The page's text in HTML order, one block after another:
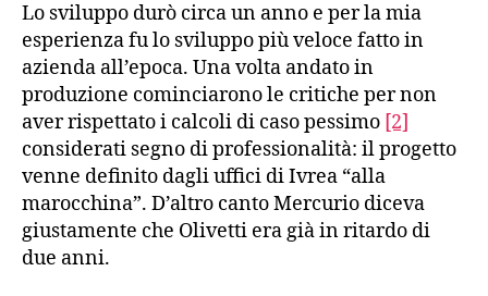
Lo sviluppo durò circa un anno e per la mia
esperienza fu lo sviluppo più veloce fatto in
azienda all’epoca. Una volta andato in
produzione cominciarono le critiche per non
aver rispettato i calcoli di caso pessimo [2]
considerati segno di professionalità: il progetto
venne definito dagli uffici di Ivrea “alla
marocchina”. D’altro canto Mercurio diceva
giustamente che Olivetti era già in ritardo di
due anni.